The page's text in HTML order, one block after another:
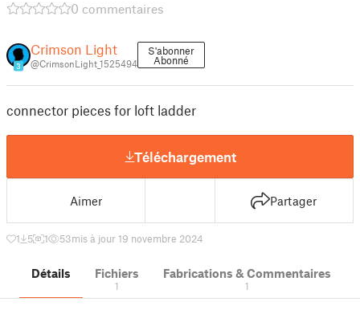
0 commentaires
3
Crimson Light
@CrimsonLight_1525494
S'abonner
Abonné
connector pieces for loft ladder
Téléchargement
Aimer Partager
1 5 1 53mis à jour 19 novembre 2024
Détails Fichiers
1
Fabrications & Commentaires
1